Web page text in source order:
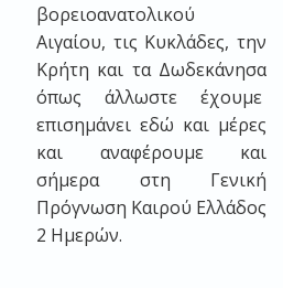
βορειοανατολικού
Αιγαίου, τις Κυκλάδες, την
Κρήτη και τα Δωδεκάνησα
όπως άλλωστε έχουμε
επισημάνει εδώ και μέρες
και αναφέρουμε και
σήμερα στη Γενική
Πρόγνωση Καιρού Ελλάδος
2 Ημερών.